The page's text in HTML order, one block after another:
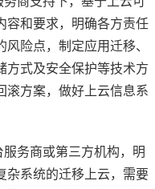
容和要求，明确各方责任
险点，制定应用迁移、
方式及安全保护等技术方
滚方案，做好上云信息系
服务商或第三方机构，明
杂系统的迁移上云，需要